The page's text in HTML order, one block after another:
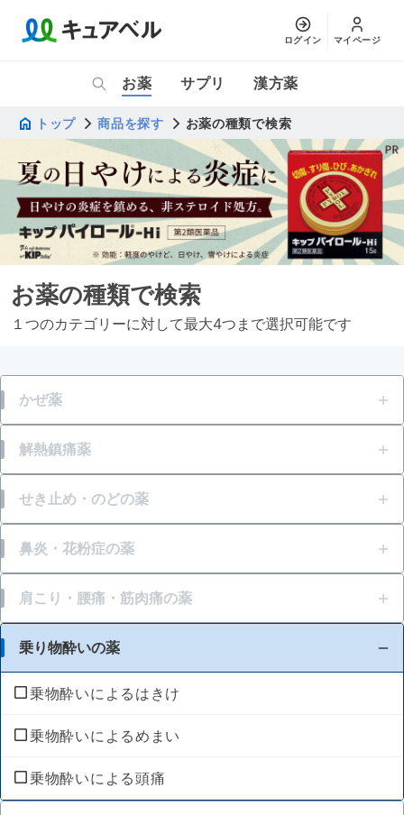
ログイン マイページ
お薬 サプリ 漢方薬
トップ 商品を探す お薬の種類で検索
お薬の種類で検索
１つのカテゴリーに対して最大4つまで選択可能です
かぜ薬
発熱
頭痛
鼻水
鼻づまり
せき
たん
のどの痛み・はれ
解熱鎮痛薬
発熱
頭痛
生理痛
歯痛
せき止め・のどの薬
せき
ゼーゼー、ヒューヒュー音の呼吸
のどの痛み・はれ
鼻炎・花粉症の薬
鼻水
鼻づまり
肩こり・腰痛・筋肉痛の薬
肩こり
腰痛
筋肉痛
関節痛
乗り物酔いの薬
乗物酔いによるはきけ
乗物酔いによるめまい
乗物酔いによる頭痛